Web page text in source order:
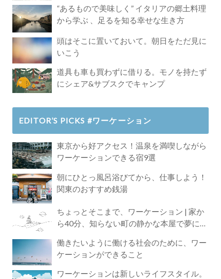
“あるもので美味しく” イタリアの郷土料理
から学ぶ 、足るを知る幸せな生き方
頭はそこに置いておいて。朝日をただ見に
いこう
道具も車も買わずに借りる。モノを持たず
にシェア&サブスクでキャンプ
EDITOR’S PICKS #ワーケーション
東京から好アクセス！温泉を満喫しながら
ワーケーションできる宿9選
朝にひとっ風呂浴びてから、仕事しよう！
関東のおすすめ銭湯
ちょっとそこまで、ワーケーション | 家か
ら40分、知らない町の静かな本屋で夢に近
働きたいように働ける社会のために、ワー
ケーションができること
ワーケーションは新しいライフスタイル。